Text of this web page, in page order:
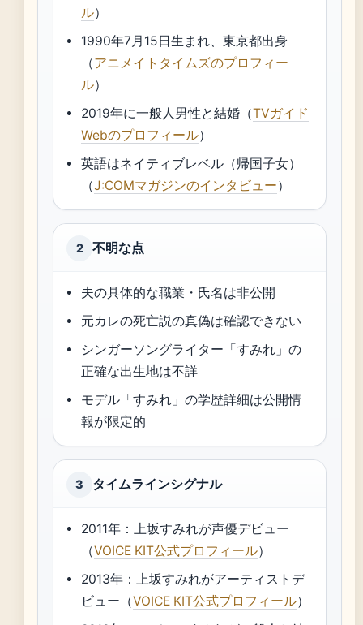
ル）
1990年7月15日生まれ、東京都出身
（アニメイトタイムズのプロフィー
ル）
2019年に一般人男性と結婚（TVガイド
Webのプロフィール）
英語はネイティブレベル（帰国子女）
（J:COMマガジンのインタビュー）
2 不明な点
夫の具体的な職業・氏名は非公開
元カレの死亡説の真偽は確認できない
シンガーソングライター「すみれ」の
正確な出生地は不詳
モデル「すみれ」の学歴詳細は公開情
報が限定的
3 タイムラインシグナル
2011年：上坂すみれが声優デビュー
（VOICE KIT公式プロフィール）
2013年：上坂すみれがアーティストデ
ビュー（VOICE KIT公式プロフィール）